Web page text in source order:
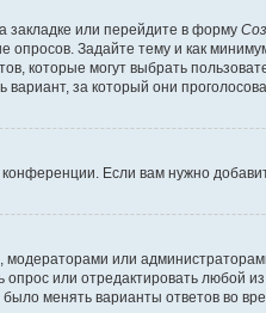
закладке или перейдите в форму
Задайте тему и как
которые могут выбрать
за который они
Если вам нужно
или
или отредактировать любой
менять варианты ответов во